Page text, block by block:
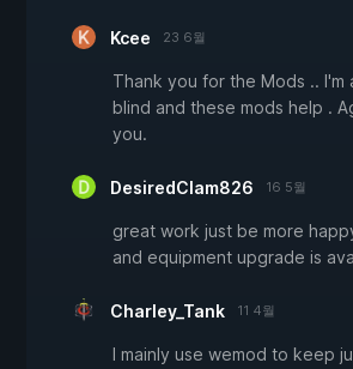
Kcee 23 6월
Thank you for the Mods .. I'm
blind and these mods help .
you.
DesiredClam826 16 5월
great work just be more
and equipment upgrade is
Charley_Tank 11 4월
I mainly use wemod to keep